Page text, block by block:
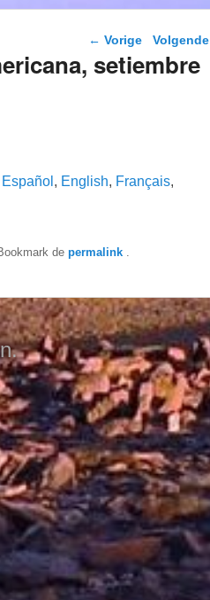
Berichtnavigatie
← Vorige Volgende
setiembre
Español , English, Français,
Bookmark de permalink